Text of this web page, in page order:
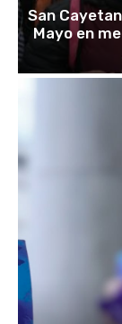
San
Mayo en